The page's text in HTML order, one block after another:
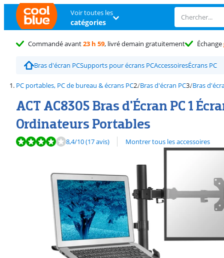
Voir toutes les
catégories
Commandé avant23 h 59, livré demain gratuitement Échange
Bras d'écran PCSupports pour écrans PCAccessoiresÉcrans PC
PC portables, PC de bureau & écrans PC Bras d'écran PC Bras
ACT AC8305 Bras d'Écran PC 1
Ordinateurs Portables
La note est de 8,4 sur 10, basée sur 17 avis.
8,4/10(17 avis) Montrer tous les accessoires